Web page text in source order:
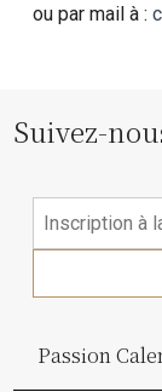
ou par mail à :
Suivez-
Passion